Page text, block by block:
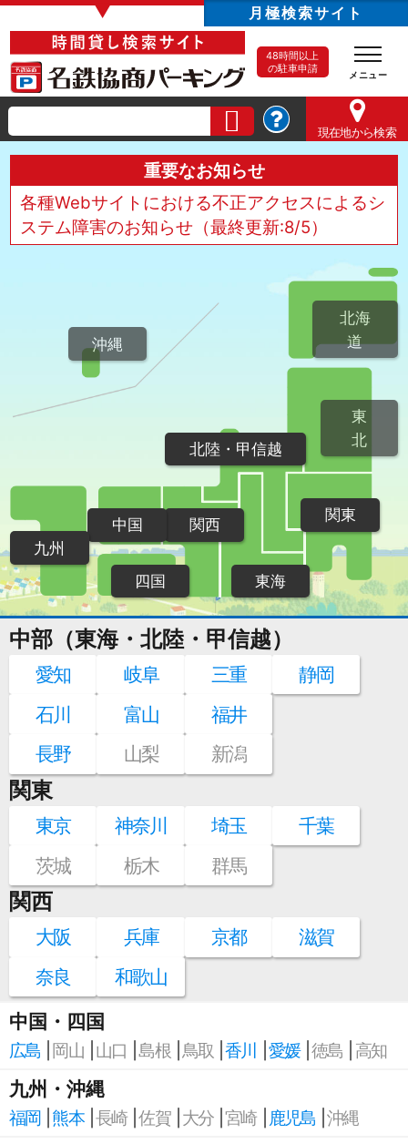
▼ 月極検索サイト
48時間以上
の駐車申請
現在地から検索
重要なお知らせ
各種Webサイトにおける不正アクセスによるシ
ステム障害のお知らせ（最終更新:8/5）
北海
道
東
北
関東
北陸・甲信越
東海
関西
中国
四国
九州
沖縄
中部（東海・北陸・甲信越）
愛知 岐阜 三重
静岡
石川
富山
福井
長野
山梨 新潟
関東
東京 神奈川 埼玉
千葉
茨城
栃木 群馬
関西
大阪 兵庫 京都
滋賀
奈良
和歌山
中国・四国
広島 岡山 山口 島根 鳥取 香川 愛媛 徳島 高知
九州・沖縄
福岡 熊本 長崎 佐賀 大分 宮崎 鹿児島 沖縄